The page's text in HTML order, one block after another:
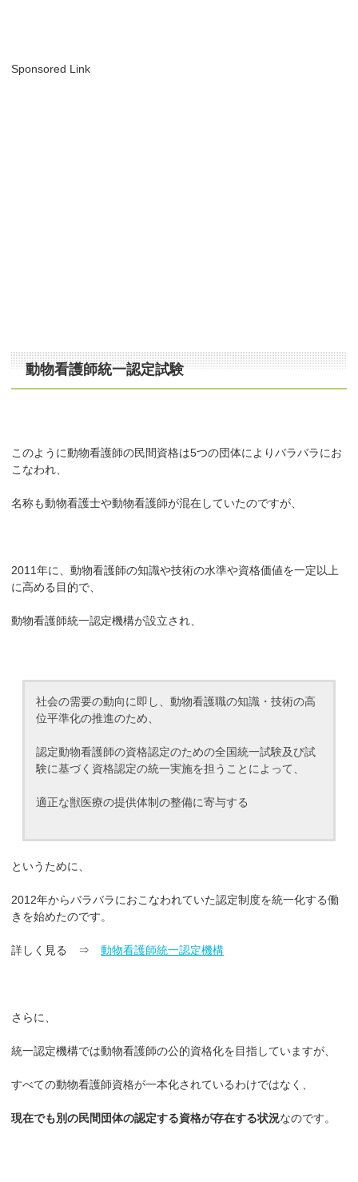
Sponsored Link
動物看護師統一認定試験
このように動物看護師の民間資格は5つの団体によりバラバラにお
こなわれ、
名称も動物看護士や動物看護師が混在していたのですが、
2011年に、動物看護師の知識や技術の水準や資格価値を一定以上
に高める目的で、
動物看護師統一認定機構が設立され、
社会の需要の動向に即し、動物看護職の知識・技術の高
位平準化の推進のため、
認定動物看護師の資格認定のための全国統一試験及び試
験に基づく資格認定の統一実施を担うことによって、
適正な獣医療の提供体制の整備に寄与する
というために、
2012年からバラバラにおこなわれていた認定制度を統一化する働
きを始めたのです。
詳しく見る ⇒動物看護師統一認定機構
さらに、
統一認定機構では動物看護師の公的資格化を目指していますが、
すべての動物看護師資格が一本化されているわけではなく、
現在でも別の民間団体の認定する資格が存在する状況なのです。